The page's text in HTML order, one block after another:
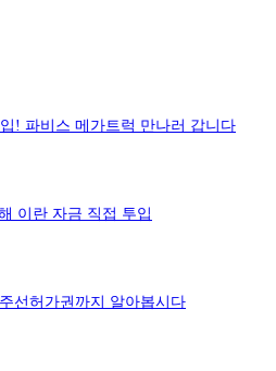
! 파비스 메가트럭 만나러 갑니다
이란 자금 직접 투입
선허가권까지 알아봅시다